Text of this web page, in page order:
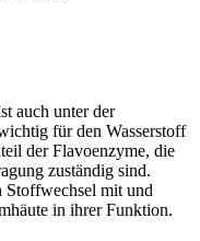
auch unter der
für den Wasserstoff
der Flavoenzyme, die
zuständig sind.
Stoffwechsel mit und
in ihrer Funktion.